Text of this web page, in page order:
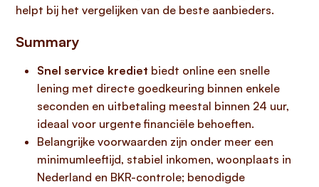
helpt bij het vergelijken van de beste aanbieders.
Summary
Snel service krediet biedt online een snelle
lening met directe goedkeuring binnen enkele
seconden en uitbetaling meestal binnen 24 uur,
ideaal voor urgente financiële behoeften.
Belangrijke voorwaarden zijn onder meer een
minimumleeftijd, stabiel inkomen, woonplaats in
Nederland en BKR-controle; benodigde